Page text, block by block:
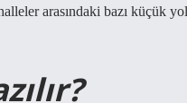
arasındaki bazı küçük